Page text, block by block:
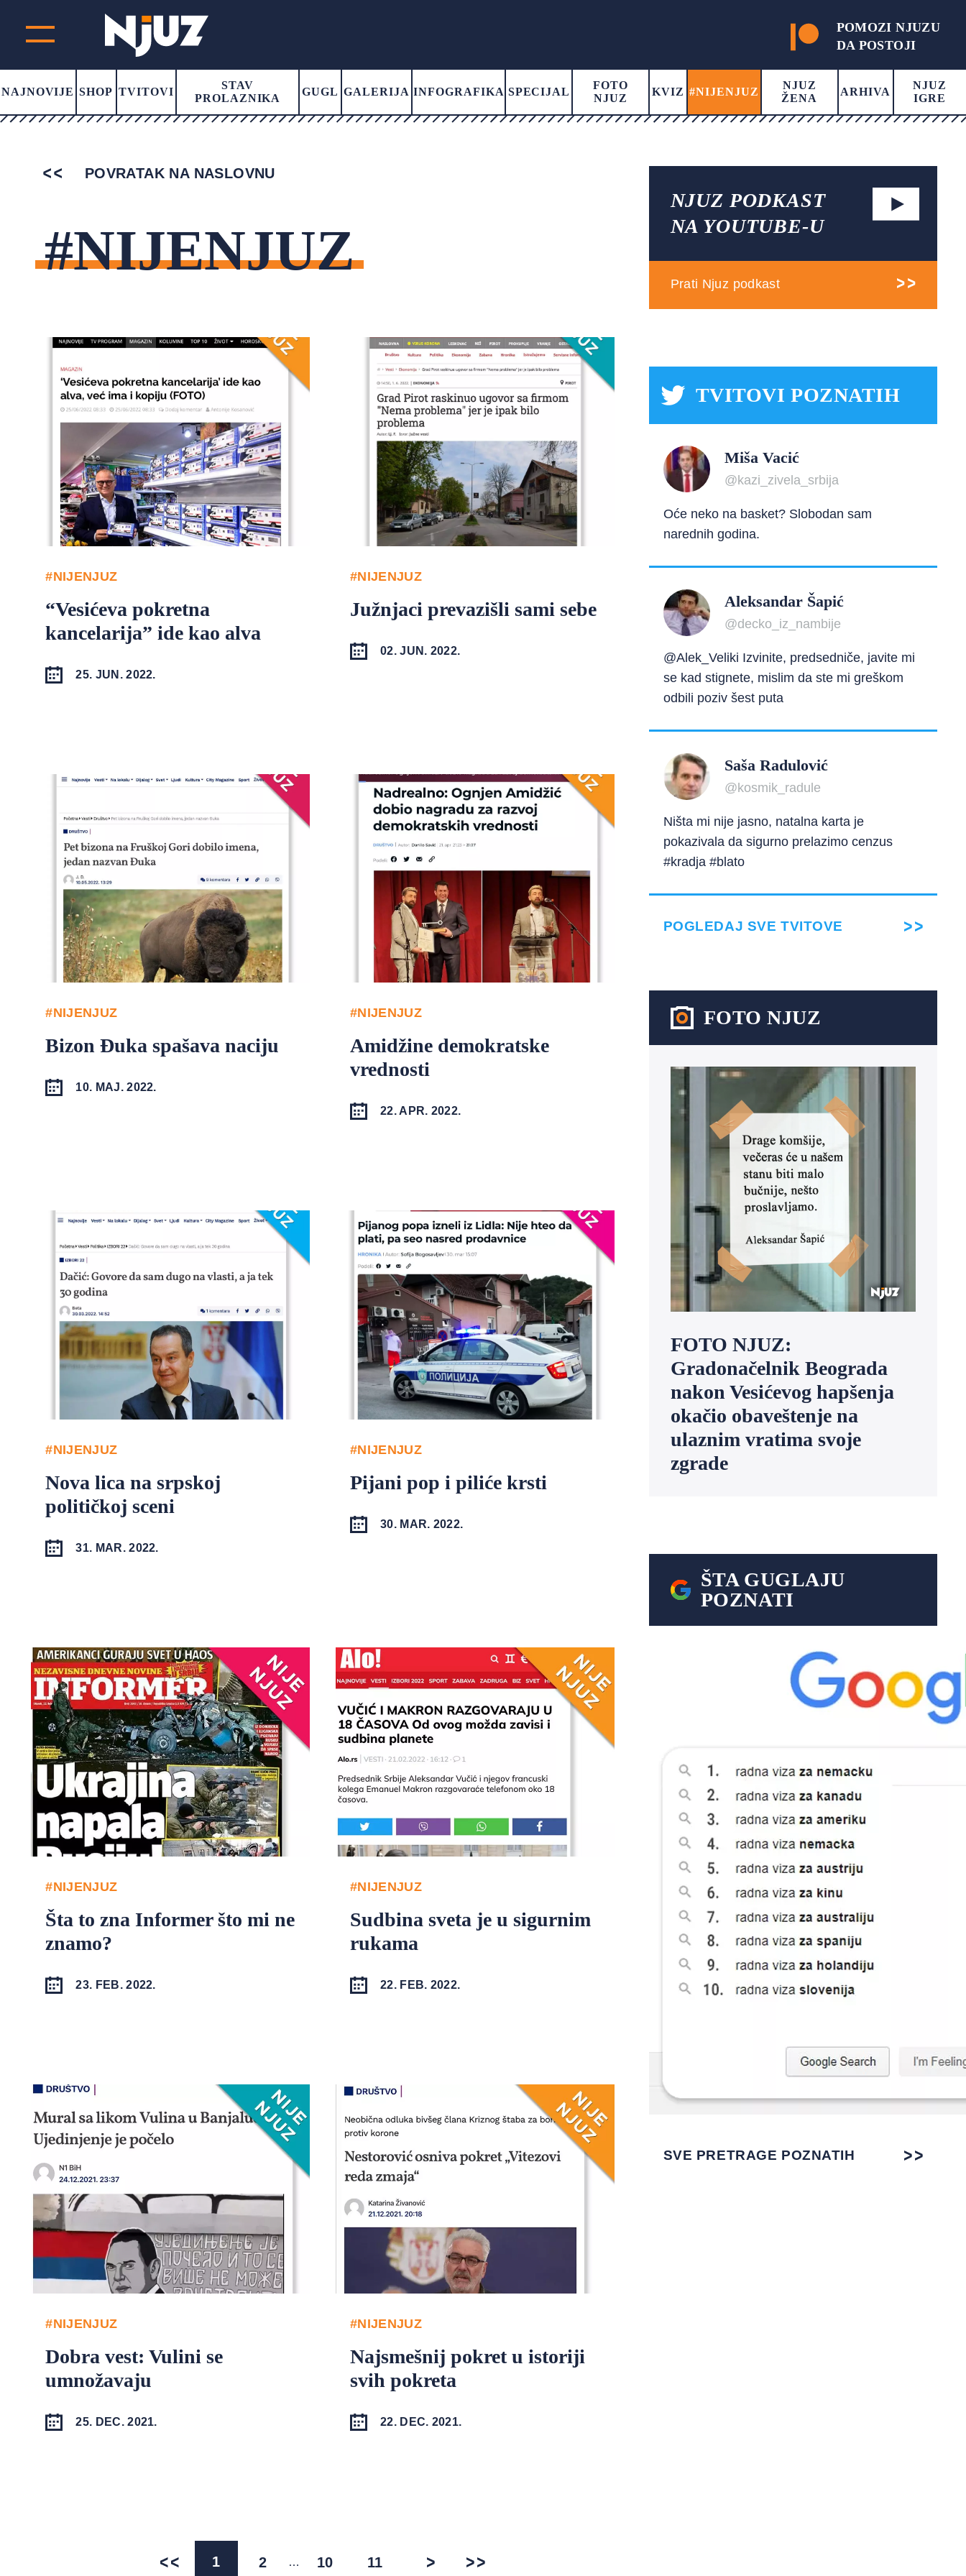
POMOZI NJUZU
DA POSTOJI
NAJNOVIJE SHOP TVITOVI
STAV
PROLAZNIKA
GUGL GALERIJA INFOGRAFIKA SPECIJAL
FOTO
NJUZ
KVIZ #NIJENJUZ
NJUZ
ŽENA
ARHIVA
NJUZ
IGRE
POVRATAK NA NASLOVNU
#NIJENJUZ
#NIJENJUZ
“Vesićeva pokretna
kancelarija” ide kao alva
25. JUN. 2022.
#NIJENJUZ
Južnjaci prevazišli sami sebe
02. JUN. 2022.
#NIJENJUZ
Bizon Đuka spašava naciju
10. MAJ. 2022.
#NIJENJUZ
Amidžine demokratske
vrednosti
22. APR. 2022.
#NIJENJUZ
Nova lica na srpskoj
političkoj sceni
31. MAR. 2022.
#NIJENJUZ
Pijani pop i piliće krsti
30. MAR. 2022.
#NIJENJUZ
Šta to zna Informer što mi ne
znamo?
23. FEB. 2022.
#NIJENJUZ
Sudbina sveta je u sigurnim
rukama
22. FEB. 2022.
#NIJENJUZ
Dobra vest: Vulini se
umnožavaju
25. DEC. 2021.
#NIJENJUZ
Najsmešnij pokret u istoriji
svih pokreta
22. DEC. 2021.
1 2 … 10 11
NJUZ PODKAST
NA YOUTUBE-U
Prati Njuz podkast
TVITOVI POZNATIH
Miša Vacić
@kazi_zivela_srbija
Oće neko na basket? Slobodan sam
narednih godina.
Aleksandar Šapić
@decko_iz_nambije
@Alek_Veliki Izvinite, predsedniče, javite mi
se kad stignete, mislim da ste mi greškom
odbili poziv šest puta
Saša Radulović
@kosmik_radule
Ništa mi nije jasno, natalna karta je
pokazivala da sigurno prelazimo cenzus
#kradja #blato
POGLEDAJ SVE TVITOVE
FOTO NJUZ
FOTO NJUZ:
Gradonačelnik Beograda
nakon Vesićevog hapšenja
okačio obaveštenje na
ulaznim vratima svoje
zgrade
ŠTA GUGLAJU
POZNATI
SVE PRETRAGE POZNATIH